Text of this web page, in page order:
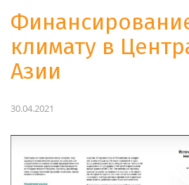
климату в
Азии
30.04.2021